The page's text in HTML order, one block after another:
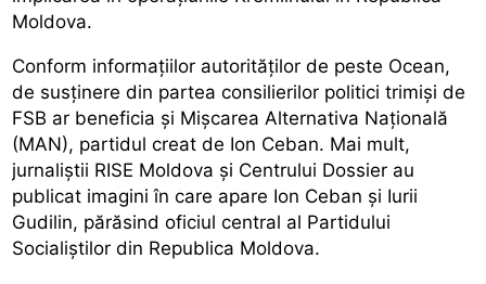
Moldova.
Conform informațiilor autorităților de peste Ocean,
de susținere din partea consilierilor politici trimiși de
FSB ar beneficia și Mișcarea Alternativa Națională
(MAN), partidul creat de Ion Ceban. Mai mult,
jurnaliștii RISE Moldova și Centrului Dossier au
publicat imagini în care apare Ion Ceban și Iurii
Gudilin, părăsind oficiul central al Partidului
Socialiștilor din Republica Moldova.